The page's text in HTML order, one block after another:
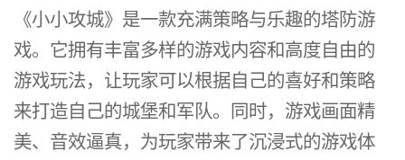
《小小攻城》是一款充满策略与乐趣的塔防游
戏。它拥有丰富多样的游戏内容和高度自由的
游戏玩法，让玩家可以根据自己的喜好和策略
来打造自己的城堡和军队。同时，游戏画面精
美、音效逼真，为玩家带来了沉浸式的游戏体